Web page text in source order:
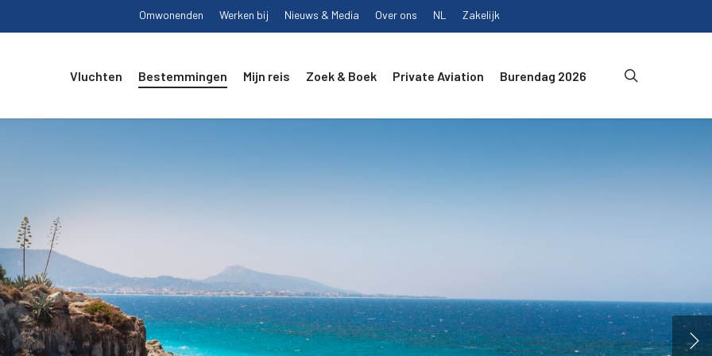
Omwonenden Werken bij Nieuws & Media Over ons NL Zakelijk
Vluchten Bestemmingen Mijn reis Zoek & Boek Private Aviation Burendag 2026